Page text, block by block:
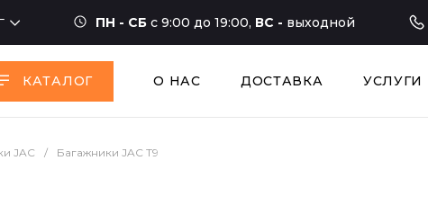
ПН - СБ с 9:00 до 19:00, ВС - выходной
КАТАЛОГ О НАС ДОСТАВКА УСЛУГИ
JAC / Багажники JAC T9